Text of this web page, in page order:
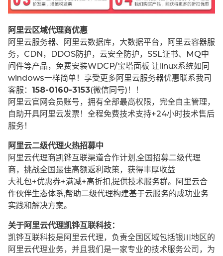
阿里云区域代理商优惠
阿里云服务器、阿里云数据库，大数据平台，阿里云容器服
务，CDN，DDOS防护，云安全防护，SSL证书、MQ中
间件等产品，免费安装WDCP/宝塔面板 让 linux系统如同
windows一样简单！享受更多阿里云服务器优惠联系我司
客服： 158-0160-3153(微信同号)！！
阿里云官网会员账号，拥有全部最高权限，完全自主管理，
自助开具阿里云发票！全程免费技术支持+24小时技术售后
服务！
阿里云二级代理火热招募中
阿里云代理商凯铧互联渠道合作计划,全国招募二级代理
商，挑战全国最佳高额返利政策，获得丰厚收益
大礼包+优惠券+满减+高折扣,提供技术服务群。阿里云合
作伙伴生态体系,帮助二级代理构建基于云服务的成功业务
实践和解决方案。
关于阿里云代理凯铧互联科技：
凯铧互联科技是阿里云代理，负责全国区域包括银川地区的
阿里云代理业务，并且我们是一家专业的技术服务公司，为